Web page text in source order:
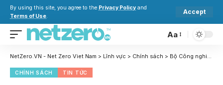
By using this site, you agree to the Privacy Policy and
Terms of Use.
Accept
Aa
NetZero.VN - Net Zero Viet Nam > Lĩnh vực > Chính sách > Bộ Công nghiệp Hàn Quốc thảo luận với 6 nước châu Á về vấn đề cắt giảm khí nhà kính
CHÍNH SÁCH TIN TỨC